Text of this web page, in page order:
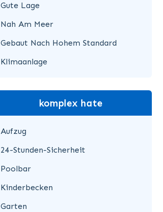
Gute Lage
Nah Am Meer
Gebaut Nach Hohem Standard
Klimaanlage
komplex hate
Aufzug
24-Stunden-Sicherheit
Poolbar
Kinderbecken
Garten